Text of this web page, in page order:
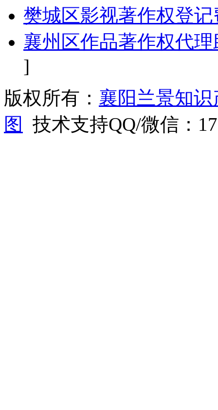
樊城区影视著作权登
襄州区作品著作权代
]
版权所有： 襄阳兰景知
图
技术支持QQ/微信：